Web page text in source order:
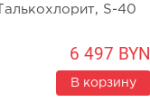
Талькохлорит, S-40
6 497 BYN
В корзину